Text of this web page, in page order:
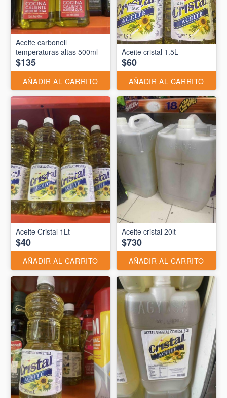
Aceite carbonell
temperaturas altas 500ml
$135
AÑADIR AL CARRITO
Aceite cristal 1.5L
$60
AÑADIR AL CARRITO
Aceite Cristal 1Lt
$40
AÑADIR AL CARRITO
Aceite cristal 20lt
$730
AÑADIR AL CARRITO